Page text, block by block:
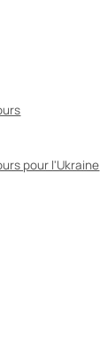
pour l'Ukraine